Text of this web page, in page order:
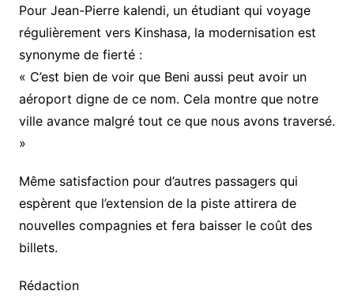
Pour Jean-Pierre kalendi, un étudiant qui voyage
régulièrement vers Kinshasa, la modernisation est
synonyme de fierté :
« C’est bien de voir que Beni aussi peut avoir un
aéroport digne de ce nom. Cela montre que notre
ville avance malgré tout ce que nous avons traversé.
»
Même satisfaction pour d’autres passagers qui
espèrent que l’extension de la piste attirera de
nouvelles compagnies et fera baisser le coût des
billets.
Rédaction